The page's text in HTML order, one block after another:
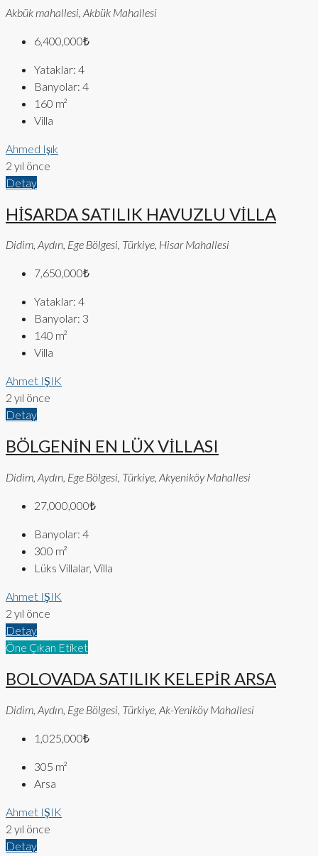
Akbük mahallesi, Akbük Mahallesi
6,400,000₺
Yataklar: 4
Banyolar: 4
160 m²
Villa
Ahmed Işık
2 yıl önce
Detay
HİSARDA SATILIK HAVUZLU VİLLA
Didim, Aydın, Ege Bölgesi, Türkiye, Hisar Mahallesi
7,650,000₺
Yataklar: 4
Banyolar: 3
140 m²
Villa
Ahmet IŞIK
2 yıl önce
Detay
BÖLGENİN EN LÜX VİLLASI
Didim, Aydın, Ege Bölgesi, Türkiye, Akyeniköy Mahallesi
27,000,000₺
Banyolar: 4
300 m²
Lüks Villalar, Villa
Ahmet IŞIK
2 yıl önce
Detay
Öne Çıkan Etiket
BOLOVADA SATILIK KELEPİR ARSA
Didim, Aydın, Ege Bölgesi, Türkiye, Ak-Yeniköy Mahallesi
1,025,000₺
305 m²
Arsa
Ahmet IŞIK
2 yıl önce
Detay